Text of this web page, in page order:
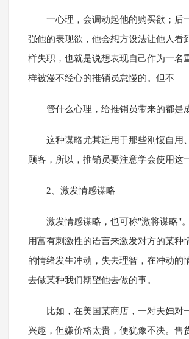
一心理，会调动起他的购买欲；后
强他的表现欲，他会想方设法让他人看
样失职，也就是说想表现自己作为一名
样被漫不经心的推销员怠慢的。但不
管什么心理，给推销员带来的都是
这种谋略尤其适用于那些刚愎自用
顾客，所以，推销员要注意学会使用这
2、激发情感谋略
激发情感谋略，也可称"激将谋略"
用富有刺激性的语言来激发对方的某种
的情绪发生冲动，失去理智，在冲动的
去做某种我们期望他去做的事。
比如，在美国某商店，一对夫妇对
兴趣，但嫌价格太贵，便犹豫不决。售